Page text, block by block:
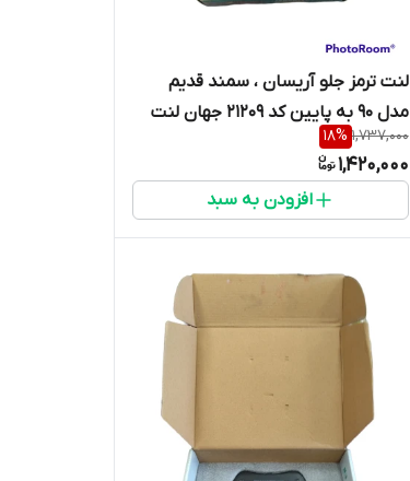
لنت ترمز جلو آریسان ، سمند قدیم
مدل 90 به پایین کد 21209 جهان لنت
1,737,000
18%
1,420,000
افزودن به سبد